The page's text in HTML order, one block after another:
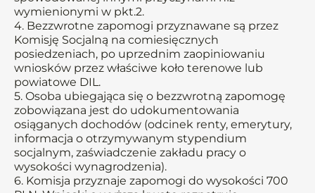
wymienionymi w pkt.2.
4. Bezzwrotne zapomogi przyznawane są przez
Komisję Socjalną na comiesięcznych
posiedzeniach, po uprzednim zaopiniowaniu
wniosków przez właściwe koło terenowe lub
powiatowe DIL.
5. Osoba ubiegająca się o bezzwrotną zapomogę
zobowiązana jest do udokumentowania
osiąganych dochodów (odcinek renty, emerytury,
informacja o otrzymywanym stypendium
socjalnym, zaświadczenie zakładu pracy o
wysokości wynagrodzenia).
6. Komisja przyznaje zapomogi do wysokości 700